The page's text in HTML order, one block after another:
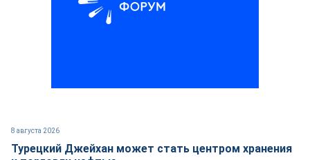
8 августа 2026
Турецкий Джейхан может стать центром хранения